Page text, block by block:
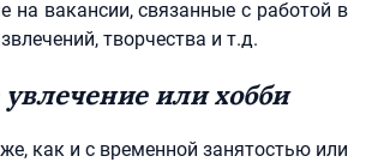
на вакансии, связанные с работой в
творчества и т.д.
или хобби
как и с временной занятостью или